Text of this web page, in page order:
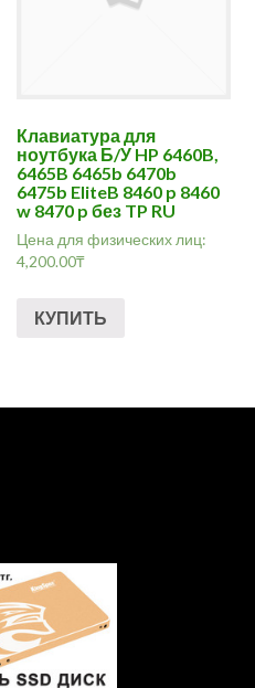
Клавиатура для
ноутбука Б/У HP 6460B,
6465B 6465b 6470b
6475b EliteB 8460 p 8460
w 8470 p без TP RU
Цена для физических лиц:
4,200.00₸
КУПИТЬ